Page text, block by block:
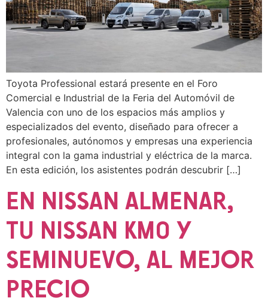
Toyota Professional estará presente en el Foro
Comercial e Industrial de la Feria del Automóvil de
Valencia con uno de los espacios más amplios y
especializados del evento, diseñado para ofrecer a
profesionales, autónomos y empresas una experiencia
integral con la gama industrial y eléctrica de la marca.
En esta edición, los asistentes podrán descubrir […]
EN NISSAN ALMENAR,
TU NISSAN KM0 Y
SEMINUEVO, AL MEJOR
PRECIO